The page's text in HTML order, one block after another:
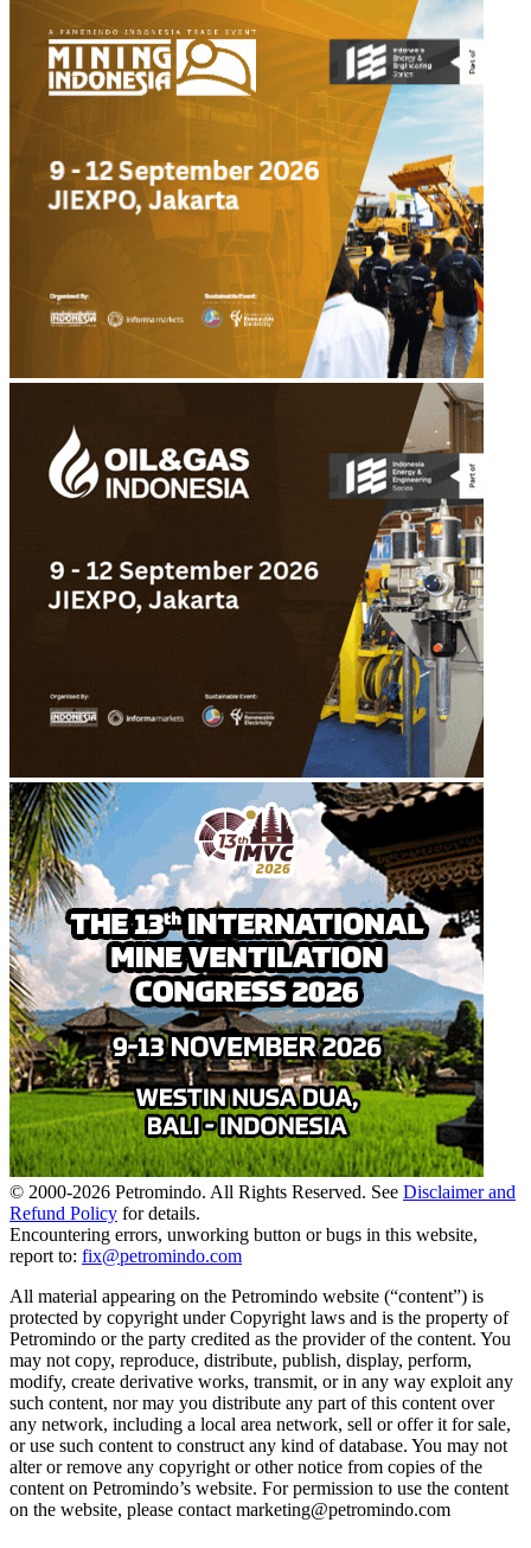
© 2000-2026 Petromindo. All Rights Reserved. See Disclaimer and
Refund Policy for details.
Encountering errors, unworking button or bugs in this website,
report to: fix@petromindo.com
All material appearing on the Petromindo website (“content”) is
protected by copyright under Copyright laws and is the property of
Petromindo or the party credited as the provider of the content. You
may not copy, reproduce, distribute, publish, display, perform,
modify, create derivative works, transmit, or in any way exploit any
such content, nor may you distribute any part of this content over
any network, including a local area network, sell or offer it for sale,
or use such content to construct any kind of database. You may not
alter or remove any copyright or other notice from copies of the
content on Petromindo’s website. For permission to use the content
on the website, please contact marketing@petromindo.com